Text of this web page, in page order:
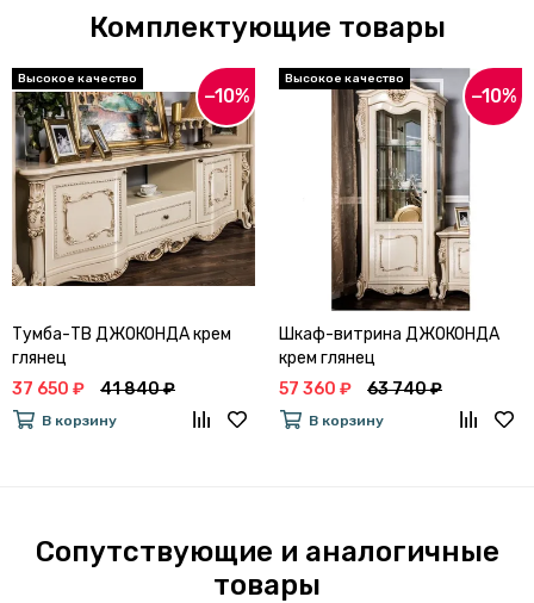
Комплектующие товары
−10%
Тумба-ТВ ДЖОКОНДА крем
глянец
37 650 ₽
41 840 ₽
В корзину
−10%
Шкаф-витрина ДЖОКОНДА
крем глянец
57 360 ₽
63 740 ₽
В корзину
Сопутствующие и аналогичные
товары